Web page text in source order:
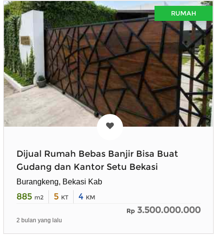
RUMAH
Dijual Rumah Bebas Banjir Bisa Buat
Gudang dan Kantor Setu Bekasi
Burangkeng, Bekasi Kab
885 m2 5 KT 4 KM
Rp 3.500.000.000
2 bulan yang lalu